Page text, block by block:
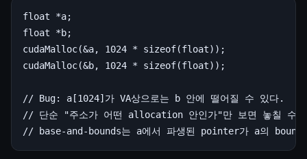
float *a;
float *b;
cudaMalloc(&a, 1024 * sizeof(float));
cudaMalloc(&b, 1024 * sizeof(float));
// Bug: a[1024]가 VA상으로는 b 안에 떨어질 수 있다.
// 단순 "주소가 어떤 allocation 안인가"만 보면 놓칠 수